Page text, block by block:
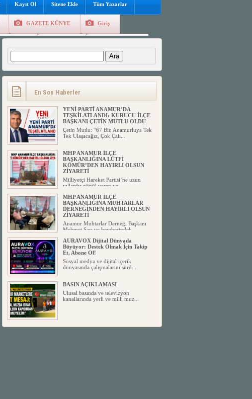
Kayıt Ol Sitene Ekle Tüm Yazarlar
GAZETE KÜNYE Giriş
Arama:
En Son Haberler
YENİ PARTİ ANAMUR’DA
TEŞKİLATLANDI: KURUCU İLÇE
BAŞKANI ÇETİN MUTLU OLDU
Çetin Mutlu: “67 Bin Anamurluya Tek
Tek Ulaşacağız, Çok Çalı...
MHP ANAMUR İLÇE
BAŞKANLIĞINA LÜTFİ
KÖMÜR’DEN HAYIRLI OLSUN
ZİYARETİ
Milliyetçi Hareket Partisi’ne uzun
yıllardır gönül veren ve ...
MHP ANAMUR İLÇE
BAŞKANLIĞINA MUHTARLAR
DERNEĞİNDEN HAYIRLI OLSUN
ZİYARETİ
Anamur Muhtarlar Derneği Başkanı
Mehmet Sarı ve beraberindek...
AURAVOX Dijital Dünyada
Büyüyor: Destek Olmak İçin Takip
Et, Abone Ol!
Sosyal medya ve dijital içerik
dünyasında çalışmalarını sürd...
BASIN AÇIKLAMASI
Ulusal basında ve televizyon
kanallarında yerli ve milli muz...
MHP ANAMUR İLÇE